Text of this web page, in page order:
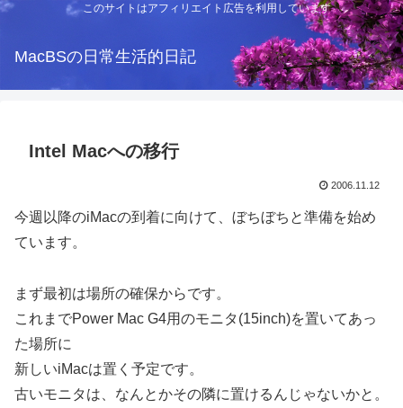
このサイトはアフィリエイト広告を利用しています
MacBSの日常生活的日記
Intel Macへの移行
2006.11.12
今週以降のiMacの到着に向けて、ぼちぼちと準備を始め
ています。
まず最初は場所の確保からです。
これまでPower Mac G4用のモニタ(15inch)を置いてあっ
た場所に
新しいiMacは置く予定です。
古いモニタは、なんとかその隣に置けるんじゃないかと。